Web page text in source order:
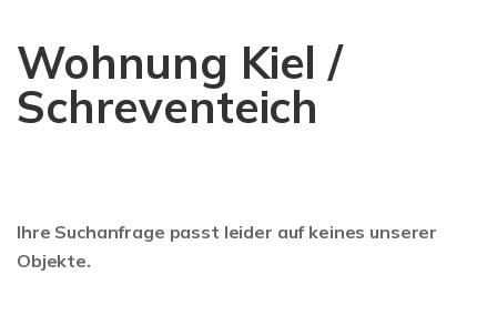
Wohnung Kiel /
Schreventeich
Ihre Suchanfrage passt leider auf keines unserer
Objekte.